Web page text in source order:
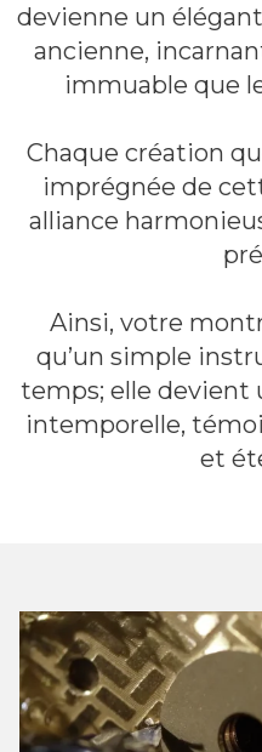
devienne un
ancienne,
immuable que
Chaque création
imprégnée de
alliance
Ainsi, votre
qu’un simple
temps; elle devient
intemporelle,
et